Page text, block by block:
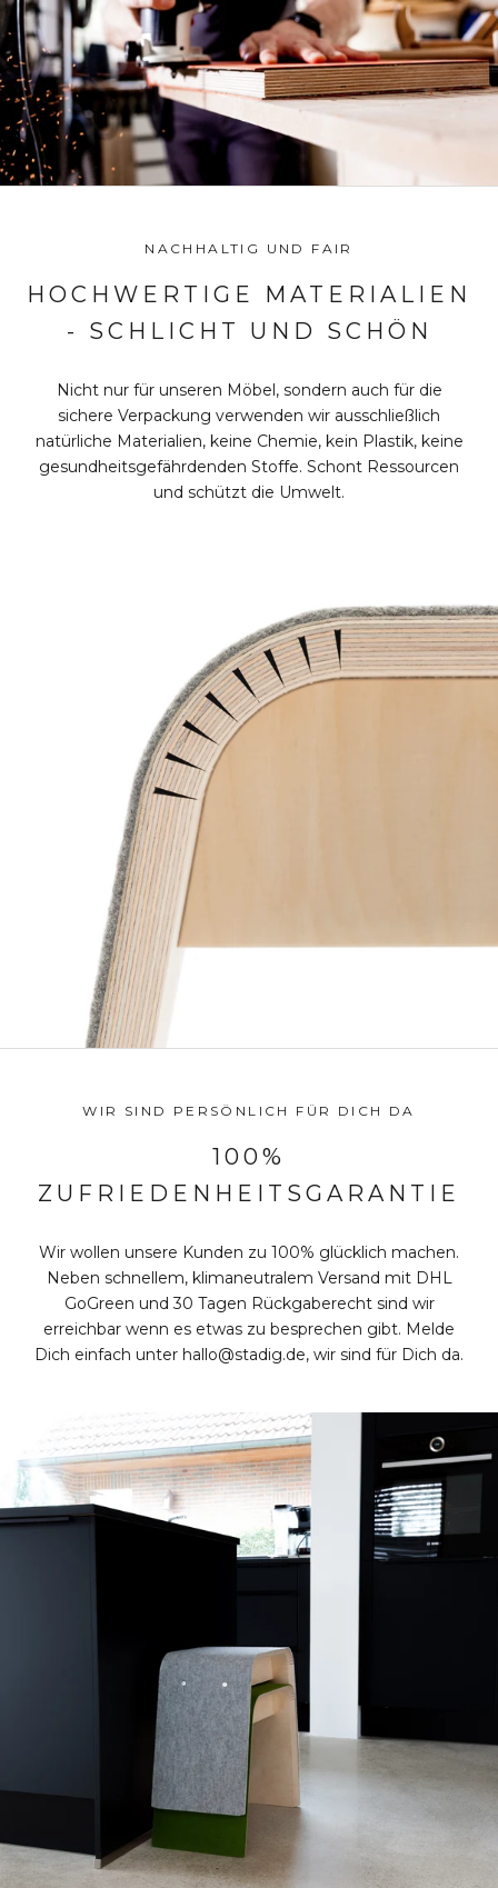
NACHHALTIG UND FAIR
HOCHWERTIGE MATERIALIEN
- SCHLICHT UND SCHÖN
Nicht nur für unseren Möbel, sondern auch für die
sichere Verpackung verwenden wir ausschließlich
natürliche Materialien, keine Chemie, kein Plastik, keine
gesundheitsgefährdenden Stoffe. Schont Ressourcen
und schützt die Umwelt.
WIR SIND PERSÖNLICH FÜR DICH DA
100%
ZUFRIEDENHEITSGARANTIE
Wir wollen unsere Kunden zu 100% glücklich machen.
Neben schnellem, klimaneutralem Versand mit DHL
GoGreen und 30 Tagen Rückgaberecht sind wir
erreichbar wenn es etwas zu besprechen gibt. Melde
Dich einfach unter hallo@stadig.de, wir sind für Dich da.